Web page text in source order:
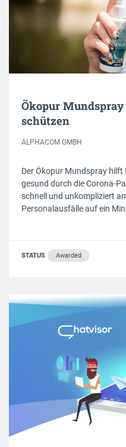
Ökopur
schützen
ALPHACOM GMBH
Der Ökopur Mundspray
gesund durch die Corona-
schnell und unkompliziert
Personalausfälle auf ein
STATUS Awarded